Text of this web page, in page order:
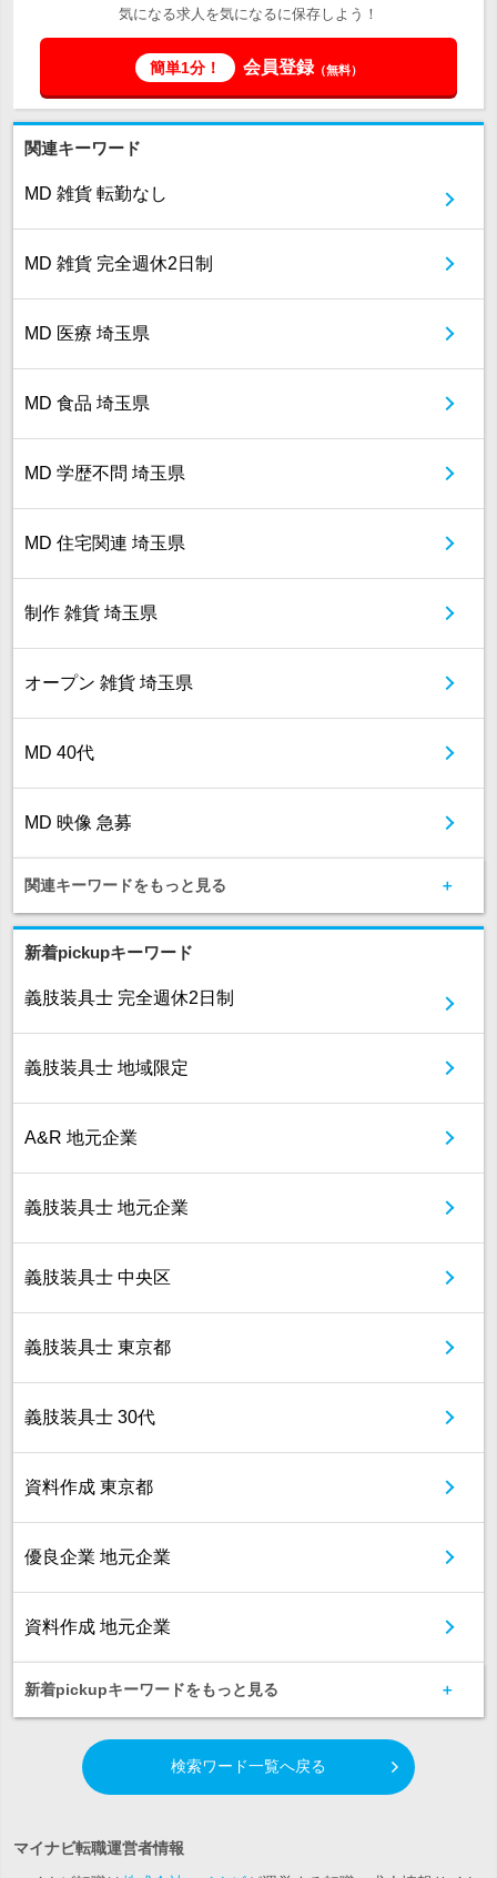
気になる求人を気になるに保存しよう！
簡単1分！ 会員登録（無料）
関連キーワード
MD 雑貨 転勤なし
MD 雑貨 完全週休2日制
MD 医療 埼玉県
MD 食品 埼玉県
MD 学歴不問 埼玉県
MD 住宅関連 埼玉県
制作 雑貨 埼玉県
オープン 雑貨 埼玉県
MD 40代
MD 映像 急募
関連キーワードをもっと見る
新着pickupキーワード
義肢装具士 完全週休2日制
義肢装具士 地域限定
A&R 地元企業
義肢装具士 地元企業
義肢装具士 中央区
義肢装具士 東京都
義肢装具士 30代
資料作成 東京都
優良企業 地元企業
資料作成 地元企業
新着pickupキーワードをもっと見る
検索ワード一覧へ戻る
マイナビ転職運営者情報